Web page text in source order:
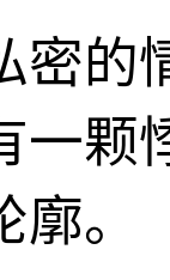
密的
一颗
。